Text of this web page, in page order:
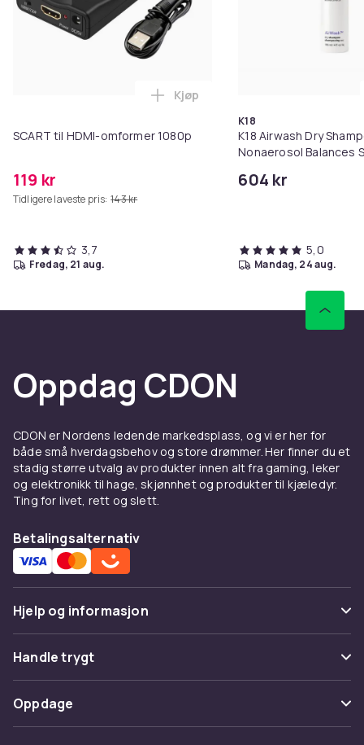
SCART til HDMI-omformer 1080p
119 kr
Tidligere laveste pris: 143 kr
Legg SCART til HDMI-omformer
Kjøp
3,7
fredag, 21 aug.
K18
K18 Airwash Dry
Nonaerosol Balances
604 kr
5,0
mandag, 24 aug.
Oppdag CDON
CDON er Nordens ledende markedsplass, og vi er her for
både små hverdagsbehov og store drømmer. Her finner du et
stadig større utvalg av produkter innen alt fra gaming, leker
og elektronikk til hage, skjønnhet og produkter til kjæledyr.
Ting for livet, rett og slett.
Betalingsalternativ
Hjelp og informasjon
Vanlige spørsmål
Spor pakke
Angre & returner her
Handle trygt
Betaling
Levering
Oppdage